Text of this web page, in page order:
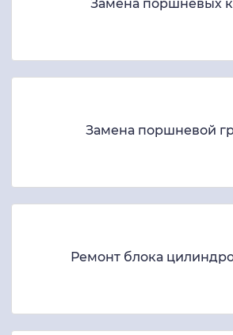
Замена поршневых
Замена поршневой
Ремонт блока